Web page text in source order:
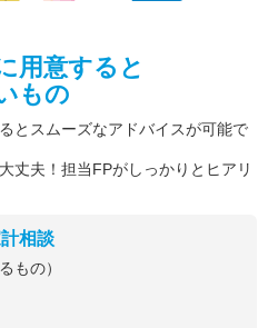
用意すると
もの
とスムーズなアドバイスが可能で
丈夫！担当FPがしっかりとヒアリ
相談
もの）